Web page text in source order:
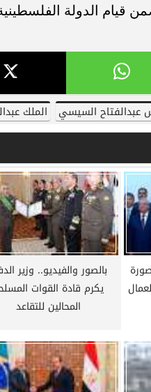
قيام الدولة
عبدالفتاح السيسي الملك
بالصور والفيديو.. وزير
يكرم قادة القوات
المحالين للتقاعد
الأخبار